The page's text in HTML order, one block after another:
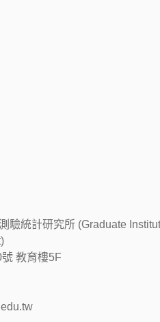
驗統計研究所 (Graduate
教育樓5F